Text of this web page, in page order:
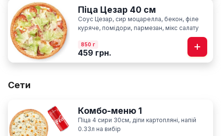
Піца Цезар 40 см
Соус Цезар, сир моцарелла, бекон, філе
куряче, помідори, пармезан, мікс салату
850 г
459 грн.
Сети
Комбо-меню 1
Піца 4 сири 30см, діпи картопляні, напій
0.33л на вибір